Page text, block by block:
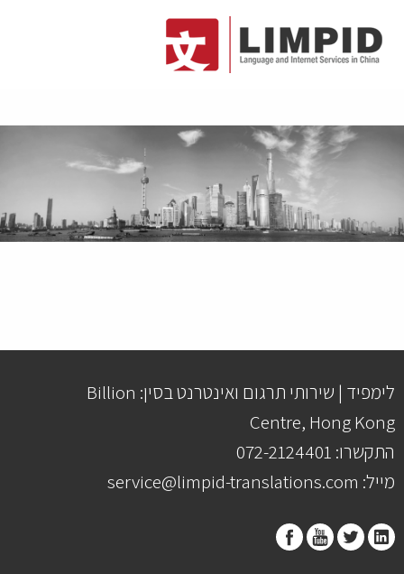
לימפיד | שירותי תרגום ואינטרנט בסין: Billion
Centre, Hong Kong
התקשרו: 072-2124401
מייל: service@limpid-translations.com